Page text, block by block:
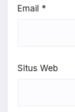
Email *
Situs Web